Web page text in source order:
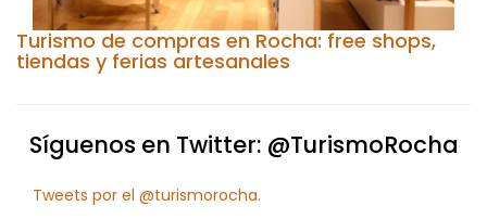
Turismo de compras en Rocha: free shops,
tiendas y ferias artesanales
Síguenos en Twitter: @TurismoRocha
Tweets por el @turismorocha.